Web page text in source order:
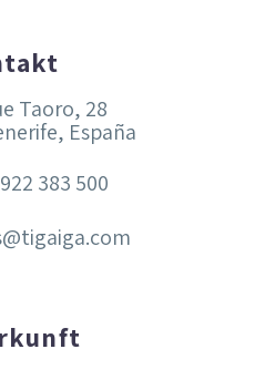
Taoro, 28
España
383 500